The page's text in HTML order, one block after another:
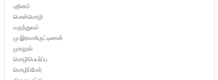
புதினம்
பொன்மொழி
மருத்துவம்
மு.இராமகிருட்டிணன்
முகநூல்
மொழிபெயர்ப்பு
மொழிப்போர்